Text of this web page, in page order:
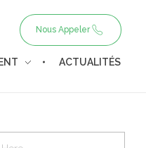
Nous Appeler
ACTUALITÉS